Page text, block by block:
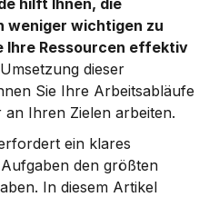
hilft Ihnen, die
weniger wichtigen zu
Ihre Ressourcen effektiv
dieser
Sie Ihre Arbeitsabläufe
Ihren Zielen arbeiten.
ein klares
den größten
In diesem Artikel